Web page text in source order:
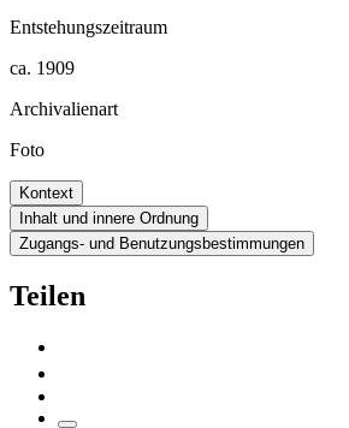
Entstehungszeitraum
ca. 1909
Archivalienart
Foto
Kontext
Inhalt und innere Ordnung
Zugangs- und Benutzungsbestimmungen
Teilen